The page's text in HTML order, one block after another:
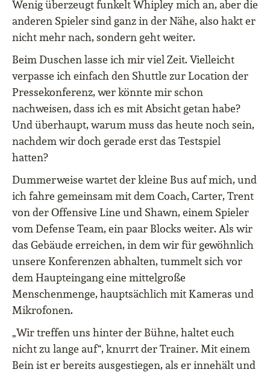
Wenig überzeugt funkelt Whipley mich an, aber die
anderen Spieler sind ganz in der Nähe, also hakt er
nicht mehr nach, sondern geht weiter.
Beim Duschen lasse ich mir viel Zeit. Vielleicht
verpasse ich einfach den Shuttle zur Location der
Pressekonferenz, wer könnte mir schon
nachweisen, dass ich es mit Absicht getan habe?
Und überhaupt, warum muss das heute noch sein,
nachdem wir doch gerade erst das Testspiel
hatten?
Dummerweise wartet der kleine Bus auf mich, und
ich fahre gemeinsam mit dem Coach, Carter, Trent
von der Offensive Line und Shawn, einem Spieler
vom Defense Team, ein paar Blocks weiter. Als wir
das Gebäude erreichen, in dem wir für gewöhnlich
unsere Konferenzen abhalten, tummelt sich vor
dem Haupteingang eine mittelgroße
Menschenmenge, hauptsächlich mit Kameras und
Mikrofonen.
„Wir treffen uns hinter der Bühne, haltet euch
nicht zu lange auf“, knurrt der Trainer. Mit einem
Bein ist er bereits ausgestiegen, als er innehält und